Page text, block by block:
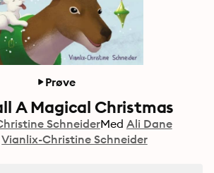
Prøve
A Magical Christmas
SchneiderMed Ali Dane
Vianlix-Christine Schneider